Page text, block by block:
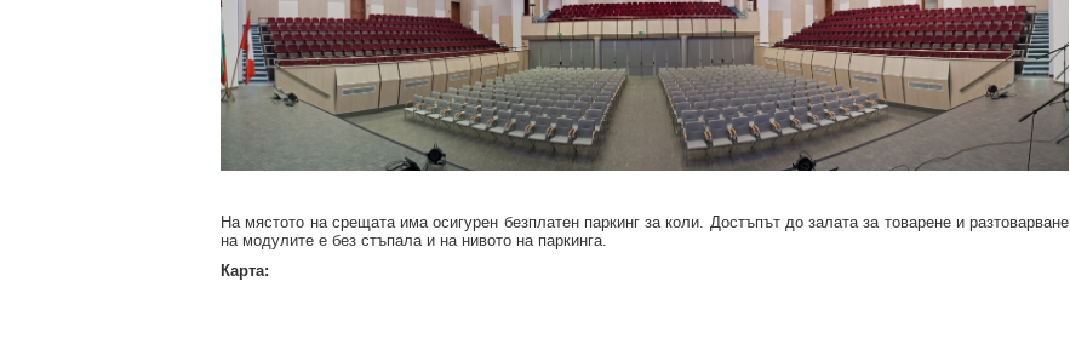
На мястото на срещата има осигурен безплатен паркинг за коли. Достъпът до залата за товарене и разтоварване
на модулите е без стъпала и на нивото на паркинга.
Карта: